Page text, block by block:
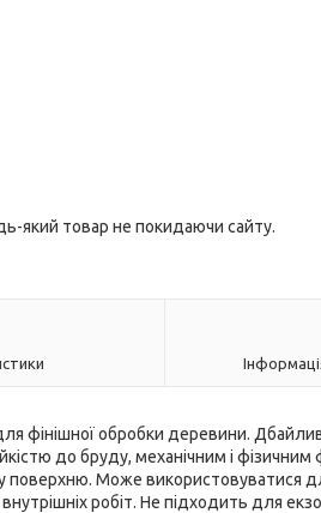
який товар не покидаючи сайту.
фінішної обробки деревини.
до бруду, механічним і
поверхню. Може використовуватися
робіт. Не підходить для